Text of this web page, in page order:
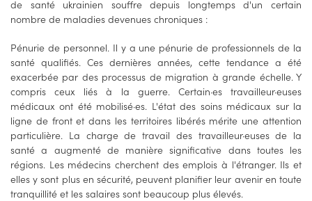
de santé ukrainien souffre depuis longtemps d'un certain
nombre de maladies devenues chroniques :
Pénurie de personnel. Il y a une pénurie de professionnels de la
santé qualifiés. Ces dernières années, cette tendance a été
exacerbée par des processus de migration à grande échelle. Y
compris ceux liés à la guerre. Certain·es travailleur·euses
médicaux ont été mobilisé·es. L'état des soins médicaux sur la
ligne de front et dans les territoires libérés mérite une attention
particulière. La charge de travail des travailleur·euses de la
santé a augmenté de manière significative dans toutes les
régions. Les médecins cherchent des emplois à l'étranger. Ils et
elles y sont plus en sécurité, peuvent planifier leur avenir en toute
tranquillité et les salaires sont beaucoup plus élevés.